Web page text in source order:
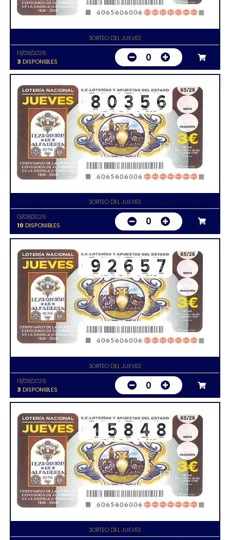
SORTEO DEL JUEVES
13/08/2026
3 DISPONIBLES 0
SORTEO DEL JUEVES
13/08/2026
10 DISPONIBLES 0
SORTEO DEL JUEVES
13/08/2026
3 DISPONIBLES 0
SORTEO DEL JUEVES